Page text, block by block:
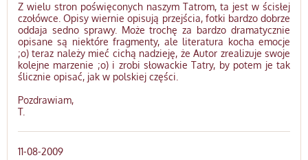
Z wielu stron poświęconych naszym Tatrom, ta jest w ścisłej
czołówce. Opisy wiernie opisują przejścia, fotki bardzo dobrze
oddaja sedno sprawy. Może trochę za bardzo dramatycznie
opisane są niektóre fragmenty, ale literatura kocha emocje
;o) teraz należy mieć cichą nadzieję, że Autor zrealizuje swoje
kolejne marzenie ;o) i zrobi słowackie Tatry, by potem je tak
ślicznie opisać, jak w polskiej części.
Pozdrawiam,
T.
11-08-2009